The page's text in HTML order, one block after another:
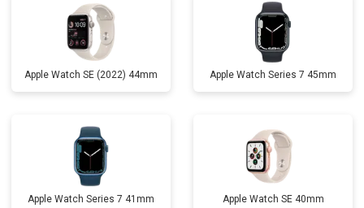
Apple Watch SE (2022) 44mm Apple Watch Series 7 45mm
Apple Watch Series 7 41mm Apple Watch SE 40mm